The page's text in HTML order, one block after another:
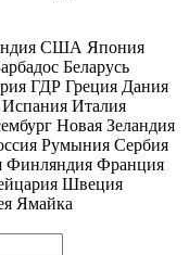
США Япония
Беларусь
ГДР Греция Дания
Испания Италия
Новая Зеландия
Румыния Сербия
Финляндия Франция
Швеция
Ямайка